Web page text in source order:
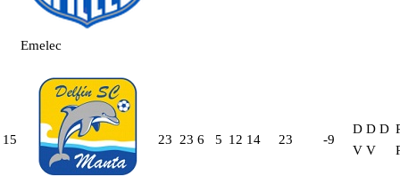
Emelec
15 23 23 6 5 12 14 23 -9
D D D
V V